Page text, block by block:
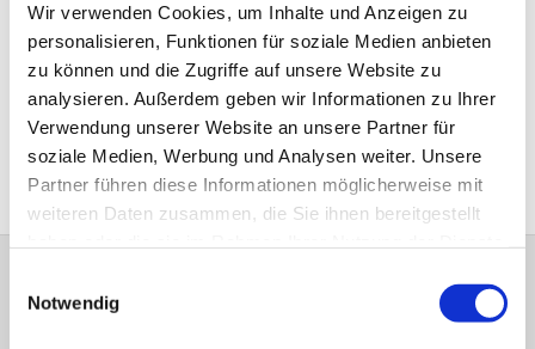
Wir verwenden Cookies, um Inhalte und Anzeigen zu
personalisieren, Funktionen für soziale Medien anbieten
zu können und die Zugriffe auf unsere Website zu
analysieren. Außerdem geben wir Informationen zu Ihrer
Verwendung unserer Website an unsere Partner für
soziale Medien, Werbung und Analysen weiter. Unsere
Partner führen diese Informationen möglicherweise mit
weiteren Daten zusammen, die Sie ihnen bereitgestellt
Notwendig
Alle zwei Wochentreffen wir uns Donnerstags
abends ab 19:00 Uhr im Joes an derJohannis-
Kirchengemeindeund haben zusammen einen
schönen Abend. Jedes Mal gibt es eine andere kleine
Aktivität. Zu Weihnachten wird zum Beispiel Kevin
allein zu Haus geschaut, es wird aber auch gespielt,
Kekse gebacken oder Sushi selber gemacht. Das Joes
ist ein Ort wo alle willkommen sind.
Wenn du Konfialter bist oder älter, komm gerne
vorbei.
Yayayyyyyy